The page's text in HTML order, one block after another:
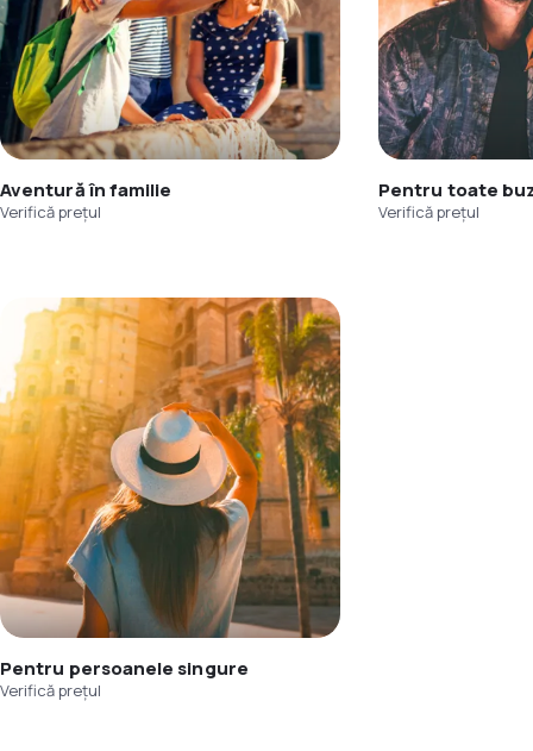
Aventură în familie
Verifică prețul
Pentru toate
Verifică prețul
Pentru persoanele singure
Verifică prețul